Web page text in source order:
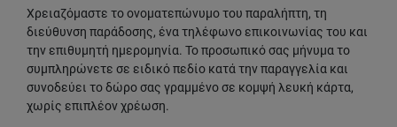
Χρειαζόμαστε το ονοματεπώνυμο του παραλήπτη, τη
διεύθυνση παράδοσης, ένα τηλέφωνο επικοινωνίας του και
την επιθυμητή ημερομηνία. Το προσωπικό σας μήνυμα το
συμπληρώνετε σε ειδικό πεδίο κατά την παραγγελία και
συνοδεύει το δώρο σας γραμμένο σε κομψή λευκή κάρτα,
χωρίς επιπλέον χρέωση.